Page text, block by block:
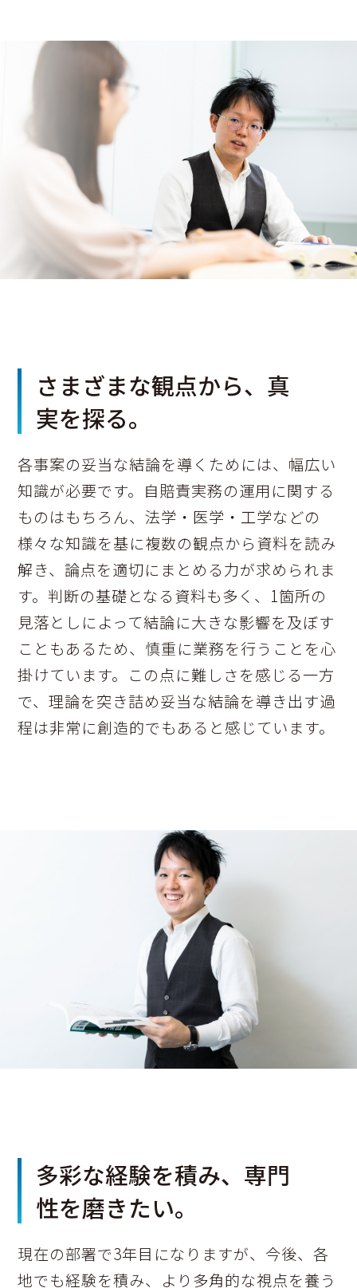
さまざまな観点から、真
実を探る。
各事案の妥当な結論を導くためには、幅広い
知識が必要です。自賠責実務の運用に関する
ものはもちろん、法学・医学・工学などの
様々な知識を基に複数の観点から資料を読み
解き、論点を適切にまとめる力が求められま
す。判断の基礎となる資料も多く、1箇所の
見落としによって結論に大きな影響を及ぼす
こともあるため、慎重に業務を行うことを心
掛けています。この点に難しさを感じる一方
で、理論を突き詰め妥当な結論を導き出す過
程は非常に創造的でもあると感じています。
多彩な経験を積み、専門
性を磨きたい。
現在の部署で3年目になりますが、今後、各
地でも経験を積み、より多角的な視点を養う